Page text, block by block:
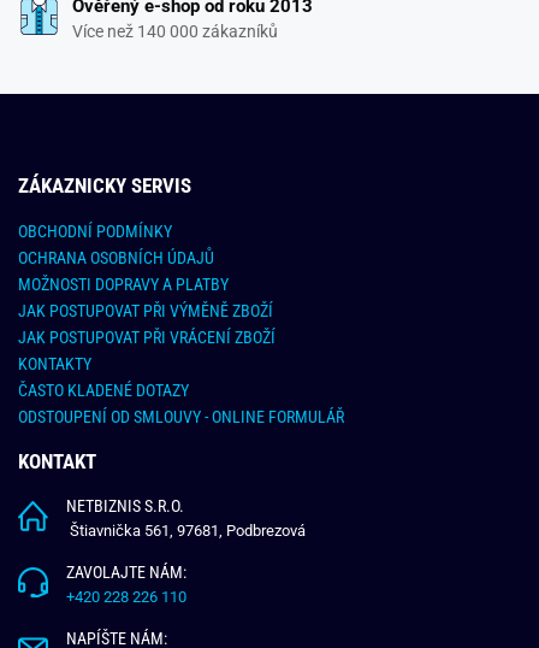
Ověřený e-shop od roku 2013
Více než 140 000 zákazníků
ZÁKAZNICKY SERVIS
OBCHODNÍ PODMÍNKY
OCHRANA OSOBNÍCH ÚDAJŮ
MOŽNOSTI DOPRAVY A PLATBY
JAK POSTUPOVAT PŘI VÝMĚNĚ ZBOŽÍ
JAK POSTUPOVAT PŘI VRÁCENÍ ZBOŽÍ
KONTAKTY
ČASTO KLADENÉ DOTAZY
ODSTOUPENÍ OD SMLOUVY - ONLINE FORMULÁŘ
KONTAKT
NETBIZNIS S.R.O.
Štiavnička 561, 97681, Podbrezová
ZAVOLAJTE NÁM:
+420 228 226 110
NAPÍŠTE NÁM: